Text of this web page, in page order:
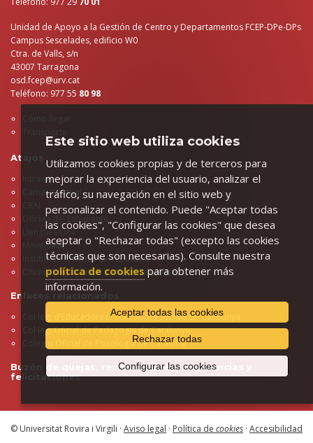
Unidad de Apoyo a la Gestión de Centro y Departamentos FCEP-DPe-DPs
Campus Sescelades, edificio W0
Ctra. de Valls, s/n
43007 Tarragona
osd.fcep@urv.cat
Teléfono: 977 55 80 98
Atajos
Intranet
Campus virtual
Oficina del Estudiante
Llengües URV
Movilidad
Institut de Ciències de l'Educació
Oficina Logística del Campus Sescelades
Enlaces relacionados
Col·legi d’Educadores i Educadors Socials de Catalunya
Col·legi Oficial de Pedagogia de Catalunya
Colegio Oficial de Psicología de Cataluña
Buzón de quejas, reclamaciones, sugerencias y
felicitaciones
© Universitat Rovira i Virgili · Aviso legal · Política de cookies · Accesibilidad
Este sitio web utiliza cookies
Utilizamos cookies propias y de terceros para
mejorar la experiencia del usuario, analizar el
tráfico, su navegación en el sitio web y
personalizar el contenido. Puede "Aceptar todas
las cookies", "Configurar las cookies" que desea
aceptar o "Rechazar todas" (excepto las cookies
técnicas que son necesarias). Consulte nuestra
política de cookies para obtener más
información.
Aceptar todas las cookies
Rechazar todas
Configurar las cookies